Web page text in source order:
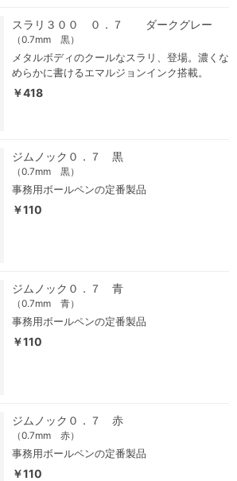
スラリ３００ ０．７ ダークグレー
（0.7mm 黒）
メタルボディのクールなスラリ、登場。濃くな
めらかに書けるエマルジョンインク搭載。
￥418
ジムノック０．７ 黒
（0.7mm 黒）
事務用ボールペンの定番製品
￥110
ジムノック０．７ 青
（0.7mm 青）
事務用ボールペンの定番製品
￥110
ジムノック０．７ 赤
（0.7mm 赤）
事務用ボールペンの定番製品
￥110